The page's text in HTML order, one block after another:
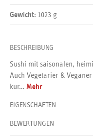
Gewicht: 1023 g
BESCHREIBUNG
Sushi mit saisonalen,
Auch Vegetarier &
kur… Mehr
EIGENSCHAFTEN
BEWERTUNGEN